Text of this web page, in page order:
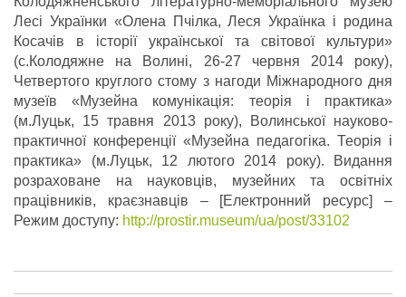
Лесі Українки «Олена Пчілка, Леся Українка і родина
Косачів в історії української та світової культури»
(с.Колодяжне на Волині, 26-27 червня 2014 року),
Четвертого круглого стому з нагоди Міжнародного дня
музеїв «Музейна комунікація: теорія і практика»
(м.Луцьк, 15 травня 2013 року), Волинської науково-
практичної конференції «Музейна педагогіка. Теорія і
практика» (м.Луцьк, 12 лютого 2014 року). Видання
розраховане на науковців, музейних та освітніх
працівників, краєзнавців – [Електронний ресурс] –
Режим доступу: http://prostir.museum/ua/post/33102